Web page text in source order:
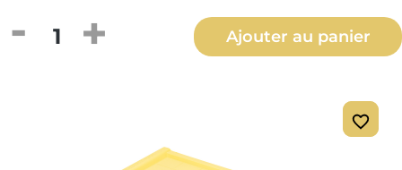
Quantité de produit : Entrez la
Ajouter au panier